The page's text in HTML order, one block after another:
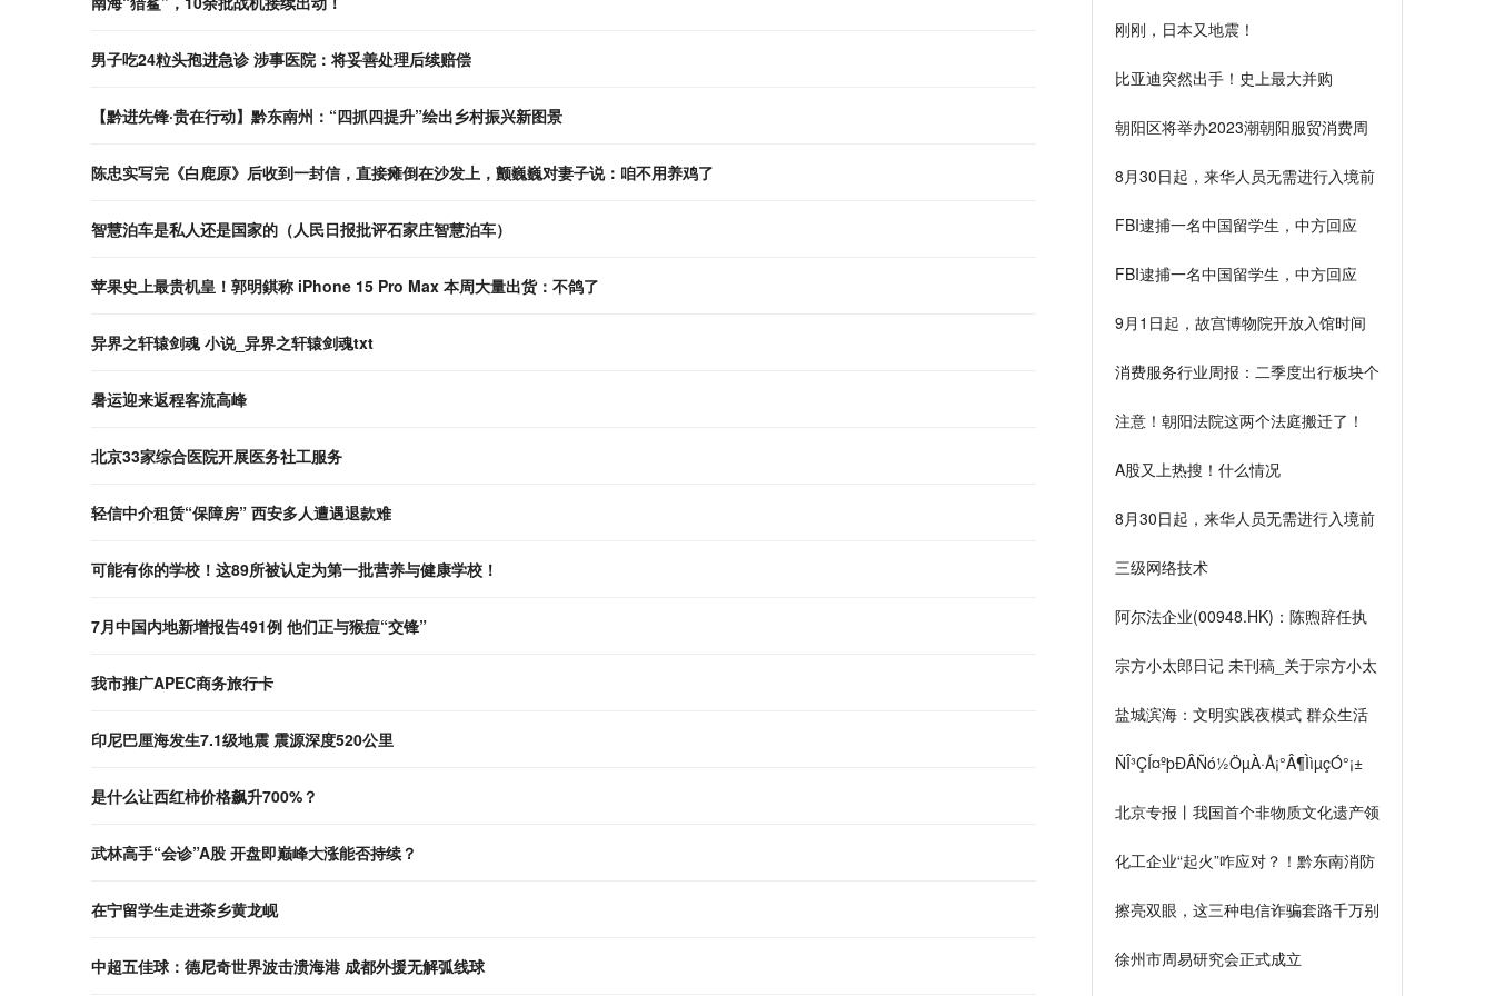
男子吃24粒头孢进急诊 涉事医院：将妥善处理后续赔偿
【黔进先锋·贵在行动】黔东南州：“四抓四提升”绘出乡村振兴新图景
陈忠实写完《白鹿原》后收到一封信，直接瘫倒在沙发上，颤巍巍对妻子说：咱不用养鸡了
智慧泊车是私人还是国家的（人民日报批评石家庄智慧泊车）
苹果史上最贵机皇！郭明錤称 iPhone 15 Pro Max 本周大量出货：不鸽了
异界之轩辕剑魂 小说_异界之轩辕剑魂txt
暑运迎来返程客流高峰
北京33家综合医院开展医务社工服务
轻信中介租赁“保障房” 西安多人遭遇退款难
可能有你的学校！这89所被认定为第一批营养与健康学校！
7月中国内地新增报告491例 他们正与猴痘“交锋”
我市推广APEC商务旅行卡
印尼巴厘海发生7.1级地震 震源深度520公里
是什么让西红柿价格飙升700%？
武林高手“会诊”A股 开盘即巅峰大涨能否持续？
在宁留学生走进茶乡黄龙岘
中超五佳球：德尼奇世界波击溃海港 成都外援无解弧线球
味！
刚刚，日本又地震！
比亚迪突然出手！史上最大并购
朝阳区将举办2023潮朝阳服贸消费周
8月30日起，来华人员无需进行入境前
FBI逮捕一名中国留学生，中方回应
FBI逮捕一名中国留学生，中方回应
9月1日起，故宫博物院开放入馆时间
消费服务行业周报：二季度出行板块个
注意！朝阳法院这两个法庭搬迁了！
A股又上热搜！什么情况
8月30日起，来华人员无需进行入境前
三级网络技术
阿尔法企业(00948.HK)：陈煦辞任执
宗方小太郎日记 未刊稿_关于宗方小太
盐城滨海：文明实践夜模式 群众生活
ÑÎ³ÇÍ¤ºþÐÂÑó½ÖµÀ·Å¡°Â¶ÌìµçÓ°¡±
北京专报丨我国首个非物质文化遗产领
化工企业“起火”咋应对？！黔东南消防
擦亮双眼，这三种电信诈骗套路千万别
徐州市周易研究会正式成立